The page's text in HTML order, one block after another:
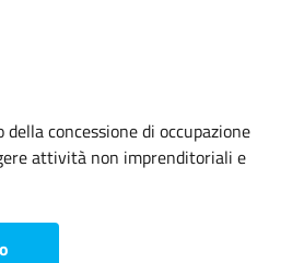
concessione di occupazione
attività non imprenditoriali e